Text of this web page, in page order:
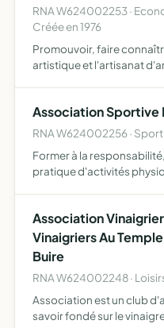
RNA W624002253 ·
Créée en 1976
Promouvoir, faire
artistique et l'artisanat
Association
RNA W624002256 · Sport
Former à la
pratique d'activités
Association
Vinaigriers Au
Buire
RNA W624002248 ·
Association est un club
savoir fondé sur le